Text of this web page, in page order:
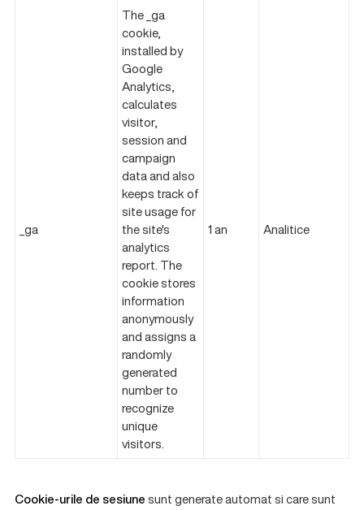
_ga
The _ga
cookie,
installed by
Google
Analytics,
calculates
visitor,
session and
campaign
data and also
keeps track of
site usage for
the site's
analytics
report. The
cookie stores
information
anonymously
and assigns a
randomly
generated
number to
recognize
unique
visitors.
1 an Analitice
Cookie-urile de sesiunesunt generate automat si care sunt